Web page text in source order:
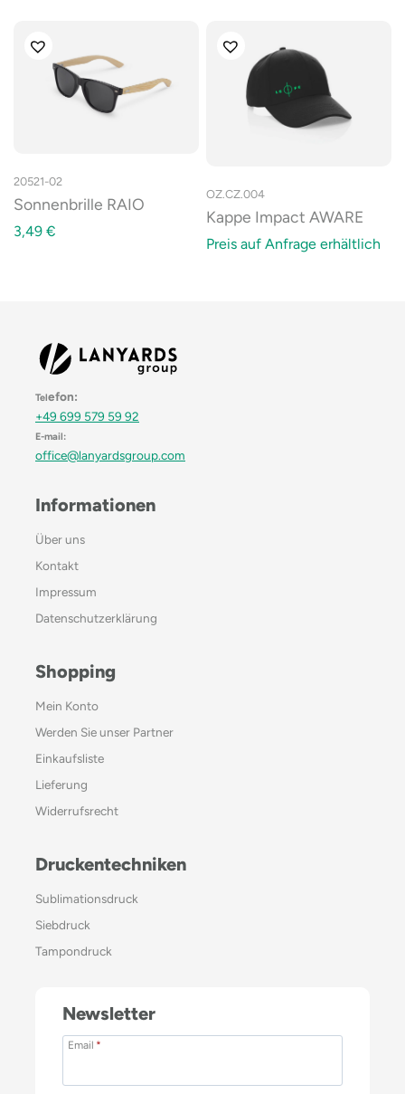
20521-02
Sonnenbrille RAIO
3,49 €
OZ.CZ.004
Kappe Impact AWARE
Preis auf Anfrage erhältlich
Telefon:
+49 699 579 59 92
E-mail:
office@lanyardsgroup.com
Informationen
Über uns
Kontakt
Impressum
Datenschutzerklärung
Shopping
Mein Konto
Werden Sie unser Partner
Einkaufsliste
Lieferung
Widerrufsrecht
Druckentechniken
Sublimationsdruck
Siebdruck
Tampondruck
Newsletter
Email *